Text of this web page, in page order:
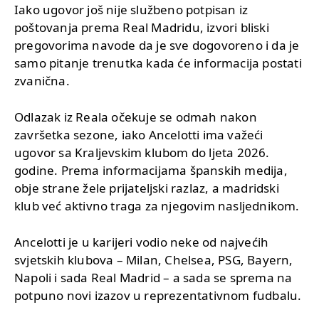
Iako ugovor još nije službeno potpisan iz
poštovanja prema Real Madridu, izvori bliski
pregovorima navode da je sve dogovoreno i da je
samo pitanje trenutka kada će informacija postati
zvanična.
Odlazak iz Reala očekuje se odmah nakon
završetka sezone, iako Ancelotti ima važeći
ugovor sa Kraljevskim klubom do ljeta 2026.
godine. Prema informacijama španskih medija,
obje strane žele prijateljski razlaz, a madridski
klub već aktivno traga za njegovim nasljednikom.
Ancelotti je u karijeri vodio neke od najvećih
svjetskih klubova – Milan, Chelsea, PSG, Bayern,
Napoli i sada Real Madrid – a sada se sprema na
potpuno novi izazov u reprezentativnom fudbalu.